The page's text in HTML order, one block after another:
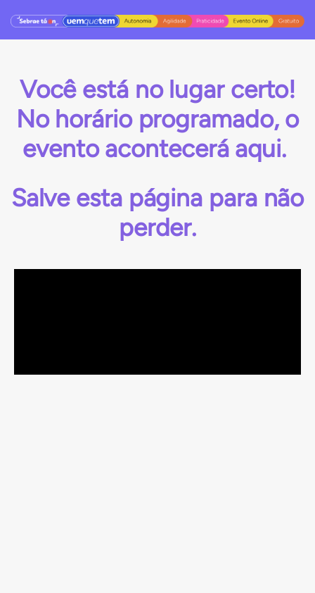
Você está no lugar certo!
No horário programado, o
evento acontecerá aqui.
Salve esta página para não
perder.